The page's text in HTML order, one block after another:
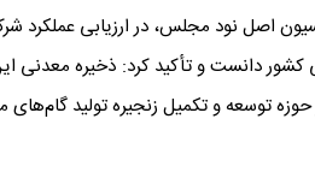
اصل نود مجلس، در ارزیابی عملکرد
دانست و تأکید کرد: ذخیره معدنی این
توسعه و تکمیل زنجیره تولید گام‌های